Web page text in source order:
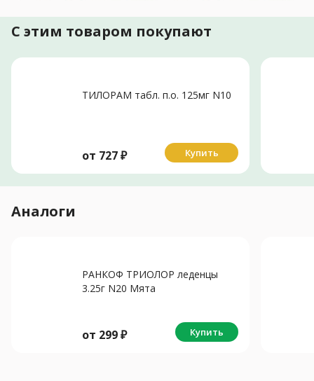
С этим товаром покупают
ТИЛОРАМ табл. п.о. 125мг N10
от 727₽ Купить
Аналоги
РАНКОФ ТРИОЛОР леденцы
3.25г N20 Мята
от 299₽ Купить